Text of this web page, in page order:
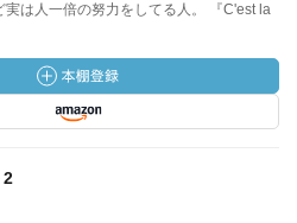
実は人一倍の努力をしてる人。 『C'est la
2